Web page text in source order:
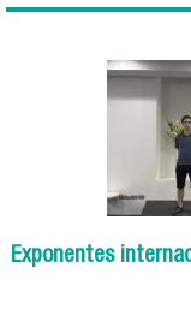
Exponentes